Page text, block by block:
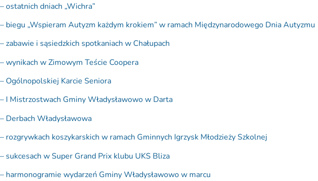
– ostatnich dniach „Wichra”
– biegu „Wspieram Autyzm każdym krokiem” w ramach Międzynarodowego Dnia Autyzmu
– zabawie i sąsiedzkich spotkaniach w Chałupach
– wynikach w Zimowym Teście Coopera
– Ogólnopolskiej Karcie Seniora
– I Mistrzostwach Gminy Władysławowo w Darta
– Derbach Władysławowa
– rozgrywkach koszykarskich w ramach Gminnych Igrzysk Młodzieży Szkolnej
– sukcesach w Super Grand Prix klubu UKS Bliza
– harmonogramie wydarzeń Gminy Władysławowo w marcu